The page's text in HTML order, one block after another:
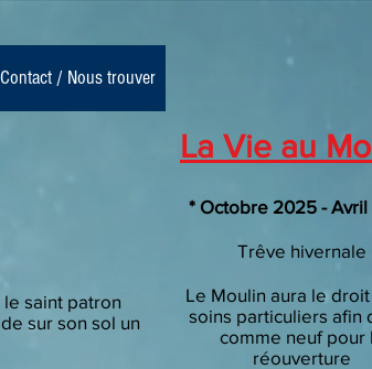
Contact / Nous trouver
saint patron
sur son sol un
La Vie au
* Octobre 2025 -
Trêve hivernale
Le Moulin aura le
soins particuliers afin
comme neuf pour
réouverture